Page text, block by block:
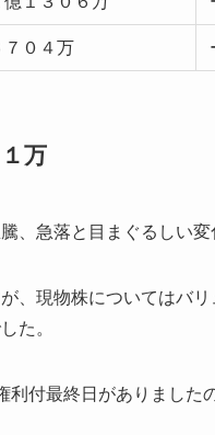
７０４万
万
、急落と目まぐるしい
、現物株についてはバ
た。
利付最終日がありまし